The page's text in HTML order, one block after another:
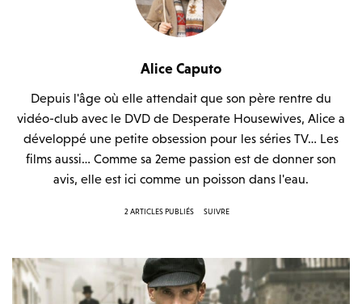
Alice Caputo
Depuis l'âge où elle attendait que son père rentre du
vidéo-club avec le DVD de Desperate Housewives, Alice a
développé une petite obsession pour les séries TV… Les
films aussi… Comme sa 2eme passion est de donner son
avis, elle est ici comme un poisson dans l'eau.
2 ARTICLES PUBLIÉS SUIVRE